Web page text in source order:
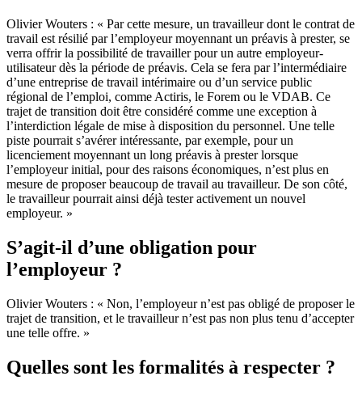
Olivier Wouters : « Par cette mesure, un travailleur dont le contrat de
travail est résilié par l’employeur moyennant un préavis à prester, se
verra offrir la possibilité de travailler pour un autre employeur-
utilisateur dès la période de préavis. Cela se fera par l’intermédiaire
d’une entreprise de travail intérimaire ou d’un service public
régional de l’emploi, comme Actiris, le Forem ou le VDAB. Ce
trajet de transition doit être considéré comme une exception à
l’interdiction légale de mise à disposition du personnel. Une telle
piste pourrait s’avérer intéressante, par exemple, pour un
licenciement moyennant un long préavis à prester lorsque
l’employeur initial, pour des raisons économiques, n’est plus en
mesure de proposer beaucoup de travail au travailleur. De son côté,
le travailleur pourrait ainsi déjà tester activement un nouvel
employeur. »
S’agit-il d’une obligation pour
l’employeur ?
Olivier Wouters : « Non, l’employeur n’est pas obligé de proposer le
trajet de transition, et le travailleur n’est pas non plus tenu d’accepter
une telle offre. »
Quelles sont les formalités à respecter ?